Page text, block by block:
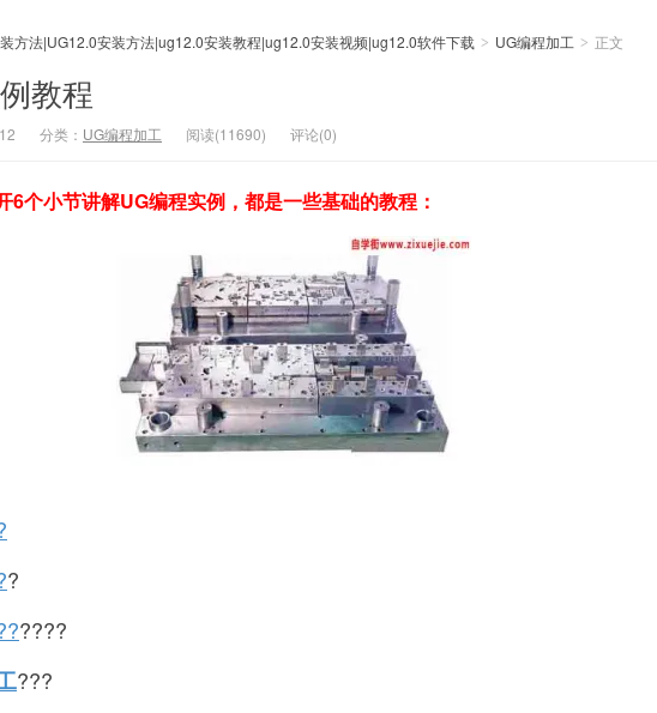
方法|UG12.0安装方法|ug12.0安装教程|ug12.0安装视频|ug12.0软件下载 > UG编程加工 > 正文
教程
分类： UG编程加工 阅读(11690) 评论(0)
6个小节讲解UG编程实例，都是一些基础的教程：
?
????
???